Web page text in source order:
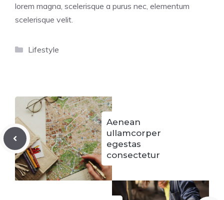
lorem magna, scelerisque a purus nec, elementum
scelerisque velit.
Categorías
Lifestyle
Aenean
ullamcorper
egestas
consectetur